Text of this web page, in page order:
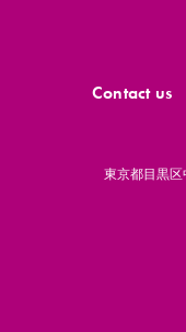
Contact us
東京都目黒